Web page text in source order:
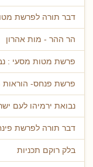
דבר תורה לפרשת
הר ההר - מות אהרון
פרשת מטות מסעי :
פרשת פנחס- הוראות
נבואת ירמיהו לעם
דבר תורה לפרשת
בלק רוקם תכניות